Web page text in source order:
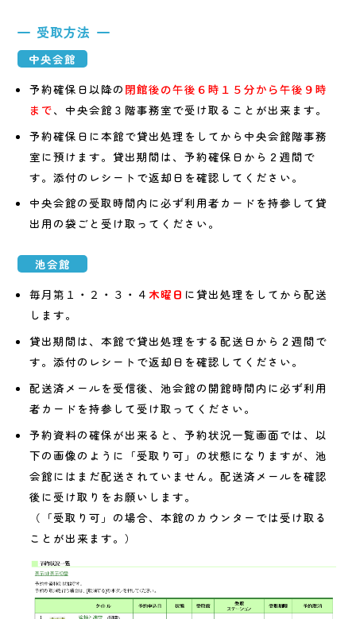
受取方法
中央会館
予約確保日以降の 閉館後の午後６時１５分から午後９時
まで、中央会館３階事務室で受け取ることが出来ます。
予約確保日に本館で貸出処理をしてから中央会館階事務
室に預けます。貸出期間は、予約確保日から２週間で
す。添付のレシートで返却日を確認してください。
中央会館の受取時間内に必ず利用者カードを持参して貸
出用の袋ごと受け取ってください。
池会館
毎月第１・２・３・４ 木曜日 に貸出処理をしてから配送
します。
貸出期間は、本館で貸出処理をする配送日から２週間で
す。添付のレシートで返却日を確認してください。
配送済メールを受信後、池会館の開館時間内に必ず利用
者カードを持参して受け取ってください。
予約資料の確保が出来ると、予約状況一覧画面では、以
下の画像のように「受取り可」の状態になりますが、池
会館にはまだ配送されていません。配送済メールを確認
後に受け取りをお願いします。
（「受取り可」の場合、本館のカウンターでは受け取る
ことが出来ます。）